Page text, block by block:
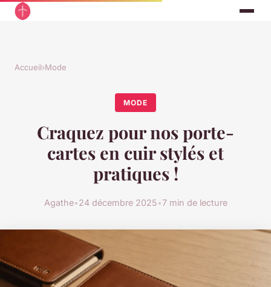
Accueil›Mode
MODE
Craquez pour nos porte-
cartes en cuir stylés et
pratiques !
Agathe•24 décembre 2025•7 min de lecture